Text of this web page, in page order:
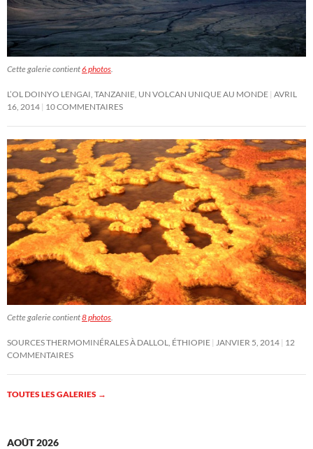
Cette galerie contient6 photos
L’OL DOINYO LENGAI, TANZANIE, UN VOLCAN UNIQUE AU MONDE AVRIL
16, 2014 10 COMMENTAIRES
Cette galerie contient8 photos
SOURCES THERMOMINÉRALES À DALLOL, ÉTHIOPIE JANVIER 5, 2014 12
COMMENTAIRES
TOUTES LES GALERIES →
AOÛT 2026